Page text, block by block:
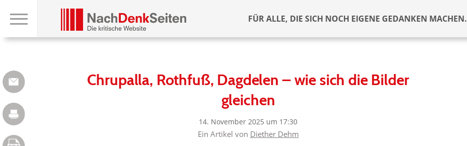
FÜR ALLE, DIE SICH NOCH EIGENE GEDANKEN MACHEN.
Chrupalla, Rothfuß, Dagdelen – wie sich die Bilder
gleichen
14. November 2025 um 17:30
Ein Artikel von Diether Dehm